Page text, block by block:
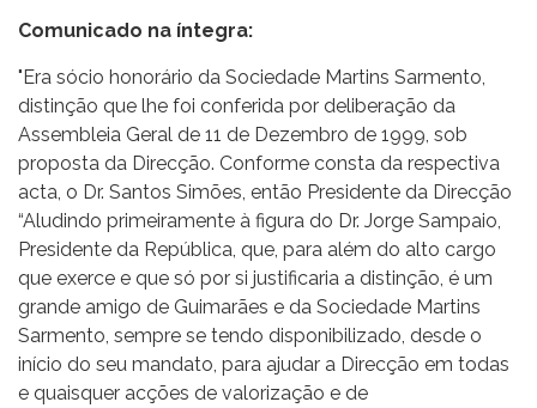
Comunicado na íntegra:
"Era sócio honorário da Sociedade Martins Sarmento,
distinção que lhe foi conferida por deliberação da
Assembleia Geral de 11 de Dezembro de 1999, sob
proposta da Direcção. Conforme consta da respectiva
acta, o Dr. Santos Simões, então Presidente da Direcção
“Aludindo primeiramente à figura do Dr. Jorge Sampaio,
Presidente da República, que, para além do alto cargo
que exerce e que só por si justificaria a distinção, é um
grande amigo de Guimarães e da Sociedade Martins
Sarmento, sempre se tendo disponibilizado, desde o
início do seu mandato, para ajudar a Direcção em todas
e quaisquer acções de valorização e de